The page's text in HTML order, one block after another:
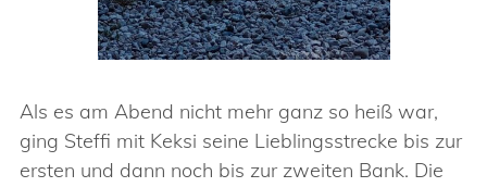
Als es am Abend nicht mehr ganz so heiß war,
ging Steffi mit Keksi seine Lieblingsstrecke bis zur
ersten und dann noch bis zur zweiten Bank. Die